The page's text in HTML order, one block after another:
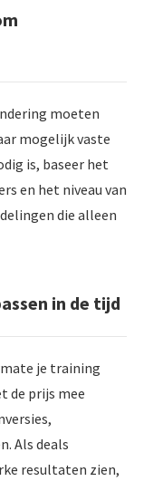
moeten
mogelijk vaste
is, baseer het
en het niveau van
die alleen
in de tijd
je training
de prijs mee
Als deals
resultaten zien,